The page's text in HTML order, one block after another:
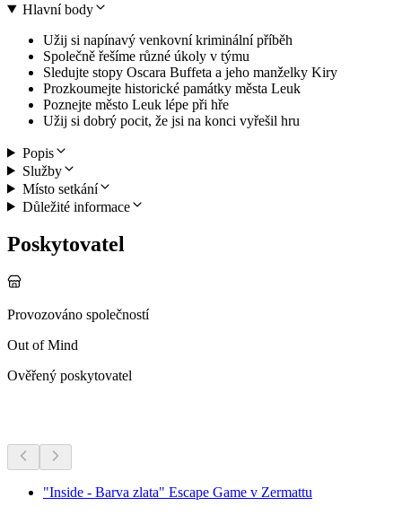
Hlavní body
Užij si napínavý venkovní kriminální příběh
Společně řešíme různé úkoly v týmu
Sledujte stopy Oscara Buffeta a jeho manželky Kiry
Prozkoumejte historické památky města Leuk
Poznejte město Leuk lépe při hře
Užij si dobrý pocit, že jsi na konci vyřešil hru
Popis
Služby
Místo setkání
Důležité informace
Poskytovatel
Provozováno společností
Out of Mind
Ověřený poskytovatel
"Inside - Barva zlata" Escape Game v Zermattu